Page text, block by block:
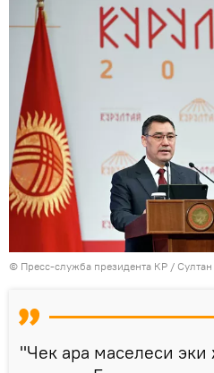
© Пресс-служба президента КР /
"Чек ара маселеси